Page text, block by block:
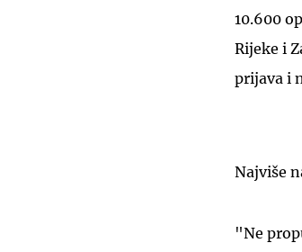
10.600
Rijeke i
prijava i
Najviše
"Ne